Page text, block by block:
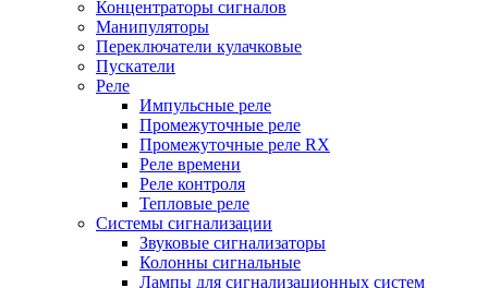
Концентраторы сигналов
Манипуляторы
Переключатели кулачковые
Пускатели
Реле
Импульсные реле
Промежуточные реле
Промежуточные реле RX
Реле времени
Реле контроля
Тепловые реле
Системы сигнализации
Звуковые сигнализаторы
Колонны сигнальные
Лампы для сигнализационных систем